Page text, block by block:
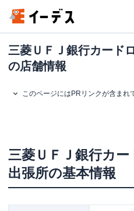
三菱ＵＦＪ銀行カード
の店舗情報
このページにはPRリンクが含まれ
三菱ＵＦＪ銀行カー
出張所の基本情報